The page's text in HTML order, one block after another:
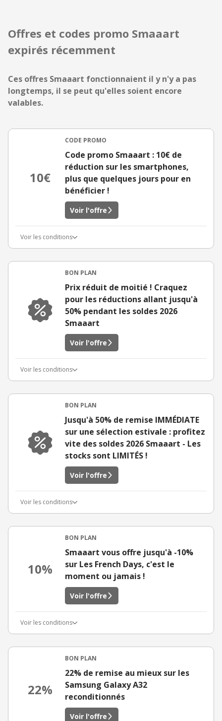
Offres et codes promo Smaaart
expirés récemment
Ces offres Smaaart fonctionnaient il y n'y a pas
longtemps, il se peut qu'elles soient encore
valables.
10€
CODE PROMO
Code promo Smaaart : 10€ de
réduction sur les smartphones,
plus que quelques jours pour en
bénéficier !
Voir l'offre
Voir les conditions
BON PLAN
Prix réduit de moitié ! Craquez
pour les réductions allant jusqu'à
50% pendant les soldes 2026
Smaaart
Voir l'offre
Voir les conditions
BON PLAN
Jusqu'à 50% de remise IMMÉDIATE
sur une sélection estivale : profitez
vite des soldes 2026 Smaaart - Les
stocks sont LIMITÉS !
Voir l'offre
Voir les conditions
10%
BON PLAN
Smaaart vous offre jusqu'à -10%
sur Les French Days, c'est le
moment ou jamais !
Voir l'offre
Voir les conditions
22%
BON PLAN
22% de remise au mieux sur les
Samsung Galaxy A32
reconditionnés
Voir l'offre